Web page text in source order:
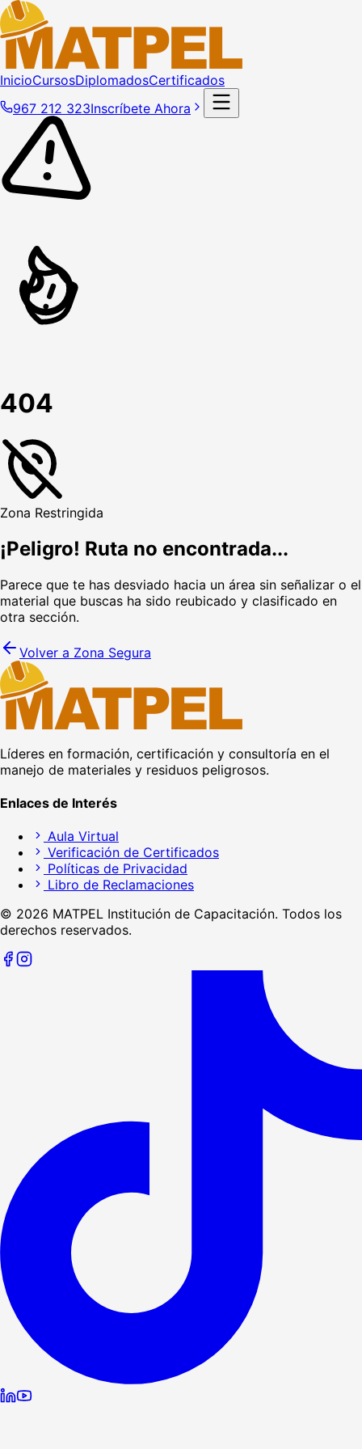
InicioCursosDiplomadosCertificados
967 212 323Inscríbete Ahora
404
Zona Restringida
¡Peligro! Ruta no encontrada...
Parece que te has desviado hacia un área sin señalizar o el
material que buscas ha sido reubicado y clasificado en
otra sección.
Volver a Zona Segura
Líderes en formación, certificación y consultoría en el
manejo de materiales y residuos peligrosos.
Enlaces de Interés
Aula Virtual
Verificación de Certificados
Políticas de Privacidad
Libro de Reclamaciones
© 2026 MATPEL Institución de Capacitación. Todos los
derechos reservados.